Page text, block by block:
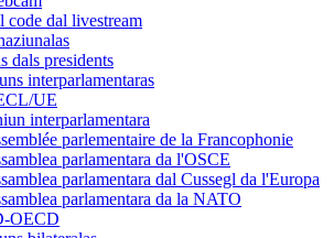
code dal livestream
dals presidents
interparlamentaras
UE
interparlamentara
parlementaire de la Francophonie
parlamentara da l'OSCE
parlamentara dal Cussegl da l'Europa
parlamentara da la NATO
OECD